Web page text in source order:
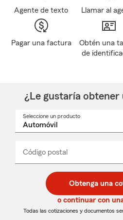
Agente de texto Llamar al
Pagar una factura
Obtén una
de
¿Le gustaría obtener
Seleccione un producto
desplegable
Código postal
de
5
dígitos
de
5
dígitos
_____
Obtenga una
o continuar con
Todas las cotizaciones y documentos